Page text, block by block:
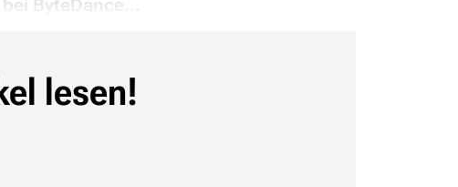
ByteDance...
lesen!